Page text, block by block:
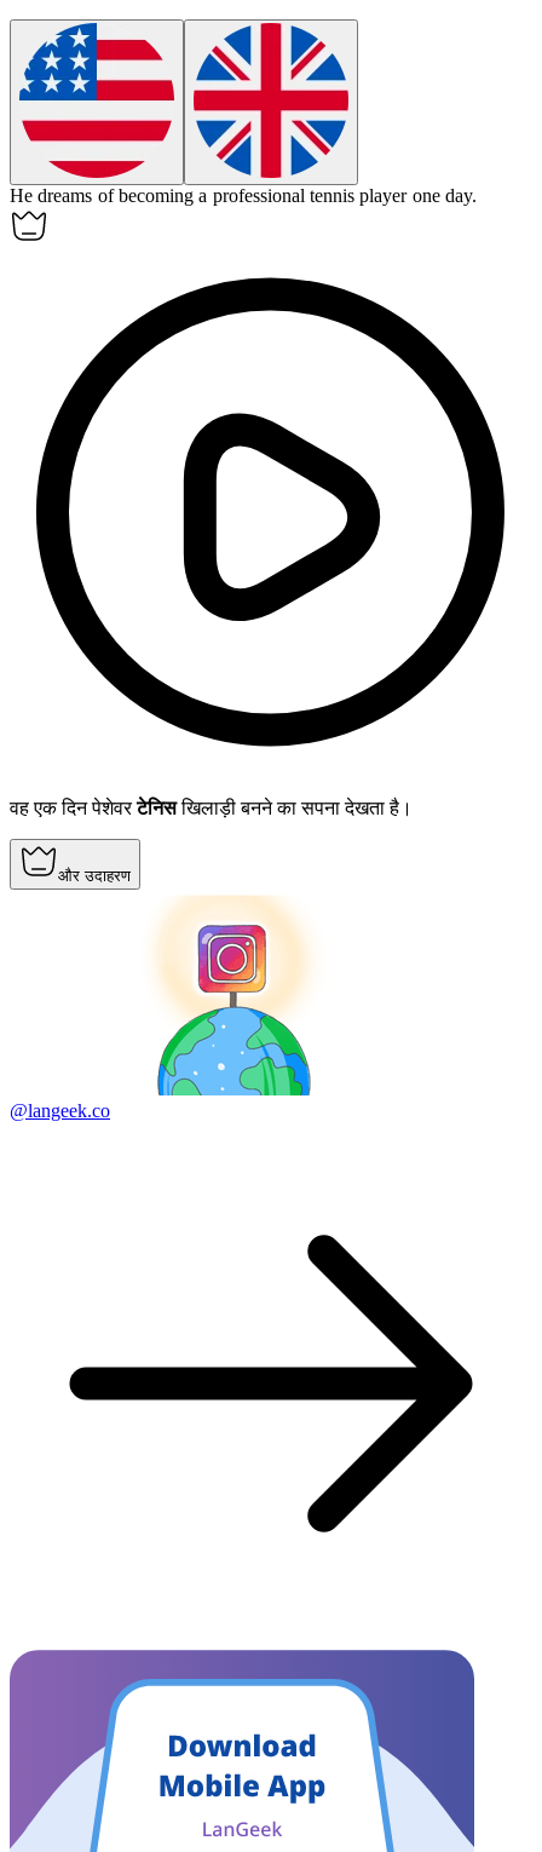
He dreams of becoming a professional tennis player one day.
वह एक दिन पेशेवरटेनिसखिलाड़ी बनने का सपना देखता है।
और उदाहरण
@langeek.co